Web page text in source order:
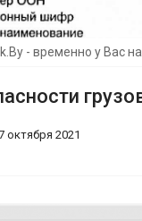
- временно у Вас
октября 2021